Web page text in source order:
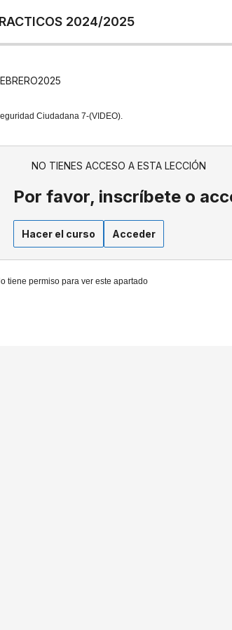
2024/2025
Ciudadana 7-(VIDEO).
NO TIENES ACCESO A ESTA LECCIÓN
Por favor, inscríbete o
Hacer el curso Acceder
tiene permiso para ver este apartado